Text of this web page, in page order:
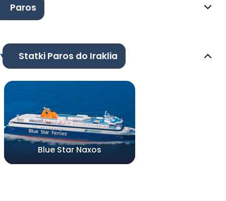
Paros
Statki Paros do Iraklia
Blue Star Naxos